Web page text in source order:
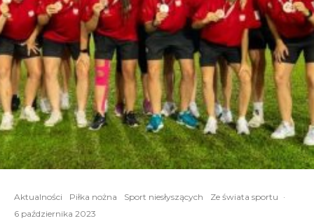
Aktualności Piłka nożna Sport niesłyszących Ze świata sportu ·
6 października 2023